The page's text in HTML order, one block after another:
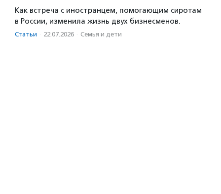
Как встреча с иностранцем, помогающим сиротам
в России, изменила жизнь двух бизнесменов.
Статьи · 22.07.2026 · Семья и дети